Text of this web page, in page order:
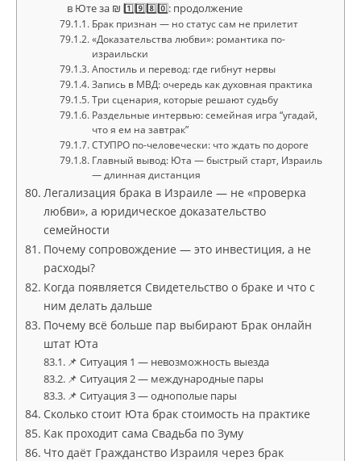
в Юте за ₪ 1️⃣9️⃣8️⃣0️⃣: продолжение
Брак признан — но статус сам не прилетит
«Доказательства любви»: романтика по-
израильски
Апостиль и перевод: где гибнут нервы
Запись в МВД: очередь как духовная практика
Три сценария, которые решают судьбу
Раздельные интервью: семейная игра “угадай,
что я ем на завтрак”
СТУПРО по-человечески: что ждать по дороге
Главный вывод: Юта — быстрый старт, Израиль
— длинная дистанция
Легализация брака в Израиле — не «проверка
любви», а юридическое доказательство
семейности
Почему сопровождение — это инвестиция, а не
расходы?
Когда появляется Свидетельство о браке и что с
ним делать дальше
Почему всё больше пар выбирают Брак онлайн
штат Юта
📌 Ситуация 1 — невозможность выезда
📌 Ситуация 2 — международные пары
📌 Ситуация 3 — однополые пары
Сколько стоит Юта брак стоимость на практике
Как проходит сама Свадьба по Зуму
Что даёт Гражданство Израиля через брак